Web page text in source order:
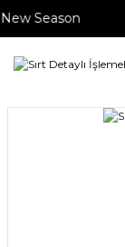
Season
Anasayfa Giyim